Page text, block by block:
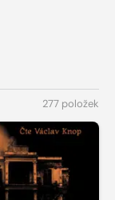
277 položek